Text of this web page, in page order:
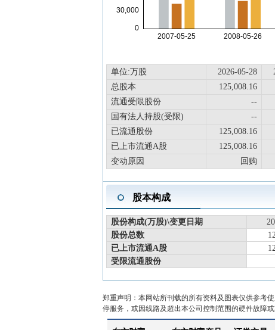
单位:万股 2026-05-28
总股本
125,008.16
流通受限股份
--
国有法人持股(受限)
--
已流通股份
125,008.16
已上市流通A股
125,008.16
变动原因
回购
股本构成
股份构成(万股)\变更日期
股份总数
已上市流通A股
受限流通股份
郑重声明：本网站所刊载的所有资料及图表仅供参考
停服务，或因线路及超出本公司控制范围的硬件故障